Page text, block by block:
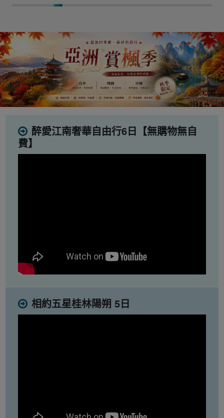
醉愛江南奢華自由行6日【無購物無自
費】
相約五星桂林陽朔 5日